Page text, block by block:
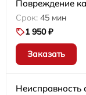
Повреждение
45 мин
1 950 ₽
Заказать
Неисправность